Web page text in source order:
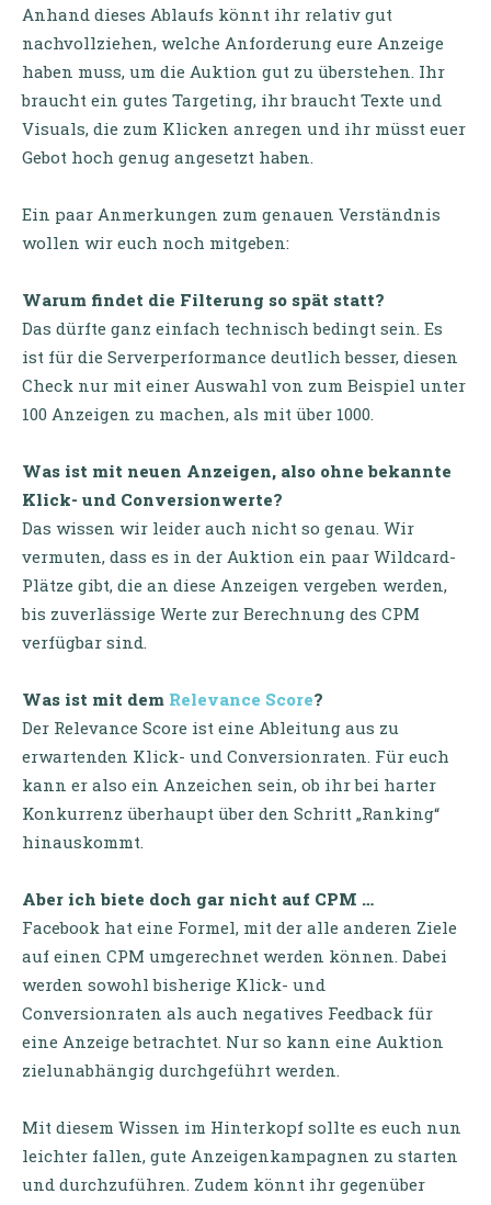
Anhand dieses Ablaufs könnt ihr relativ gut
nachvollziehen, welche Anforderung eure Anzeige
haben muss, um die Auktion gut zu überstehen. Ihr
braucht ein gutes Targeting, ihr braucht Texte und
Visuals, die zum Klicken anregen und ihr müsst euer
Gebot hoch genug angesetzt haben.
Ein paar Anmerkungen zum genauen Verständnis
wollen wir euch noch mitgeben:
Warum findet die Filterung so spät statt?
Das dürfte ganz einfach technisch bedingt sein. Es
ist für die Serverperformance deutlich besser, diesen
Check nur mit einer Auswahl von zum Beispiel unter
100 Anzeigen zu machen, als mit über 1000.
Was ist mit neuen Anzeigen, also ohne bekannte
Klick- und Conversionwerte?
Das wissen wir leider auch nicht so genau. Wir
vermuten, dass es in der Auktion ein paar Wildcard-
Plätze gibt, die an diese Anzeigen vergeben werden,
bis zuverlässige Werte zur Berechnung des CPM
verfügbar sind.
Was ist mit dem Relevance Score?
Der Relevance Score ist eine Ableitung aus zu
erwartenden Klick- und Conversionraten. Für euch
kann er also ein Anzeichen sein, ob ihr bei harter
Konkurrenz überhaupt über den Schritt „Ranking“
hinauskommt.
Aber ich biete doch gar nicht auf CPM …
Facebook hat eine Formel, mit der alle anderen Ziele
auf einen CPM umgerechnet werden können. Dabei
werden sowohl bisherige Klick- und
Conversionraten als auch negatives Feedback für
eine Anzeige betrachtet. Nur so kann eine Auktion
zielunabhängig durchgeführt werden.
Mit diesem Wissen im Hinterkopf sollte es euch nun
leichter fallen, gute Anzeigenkampagnen zu starten
und durchzuführen. Zudem könnt ihr gegenüber